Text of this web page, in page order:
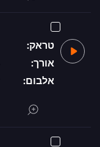
טראק:
אורך:
אלבום: